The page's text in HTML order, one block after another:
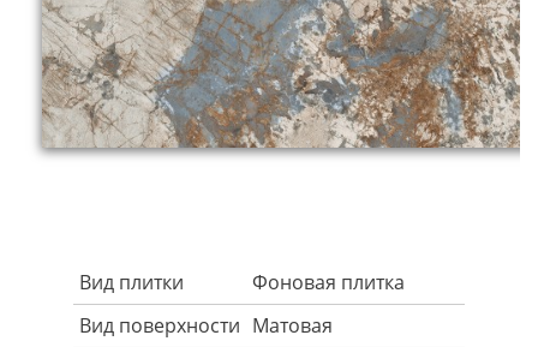
Вид плитки
Фоновая плитка
Вид поверхности Матовая